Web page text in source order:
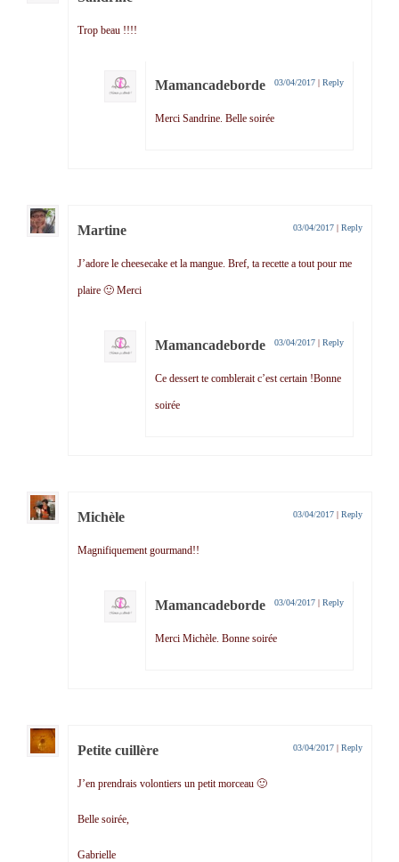
Trop beau !!!!
Mamancadeborde 03/04/2017 | Reply
Merci Sandrine. Belle soirée
Martine 03/04/2017 | Reply
J’adore le cheesecake et la mangue. Bref, ta recette a tout pour me
plaire 🙂 Merci
Mamancadeborde 03/04/2017 | Reply
Ce dessert te comblerait c’est certain !Bonne
soirée
Michèle 03/04/2017 | Reply
Magnifiquement gourmand!!
Mamancadeborde 03/04/2017 | Reply
Merci Michèle. Bonne soirée
Petite cuillère 03/04/2017 | Reply
J’en prendrais volontiers un petit morceau 🙂
Belle soirée,
Gabrielle